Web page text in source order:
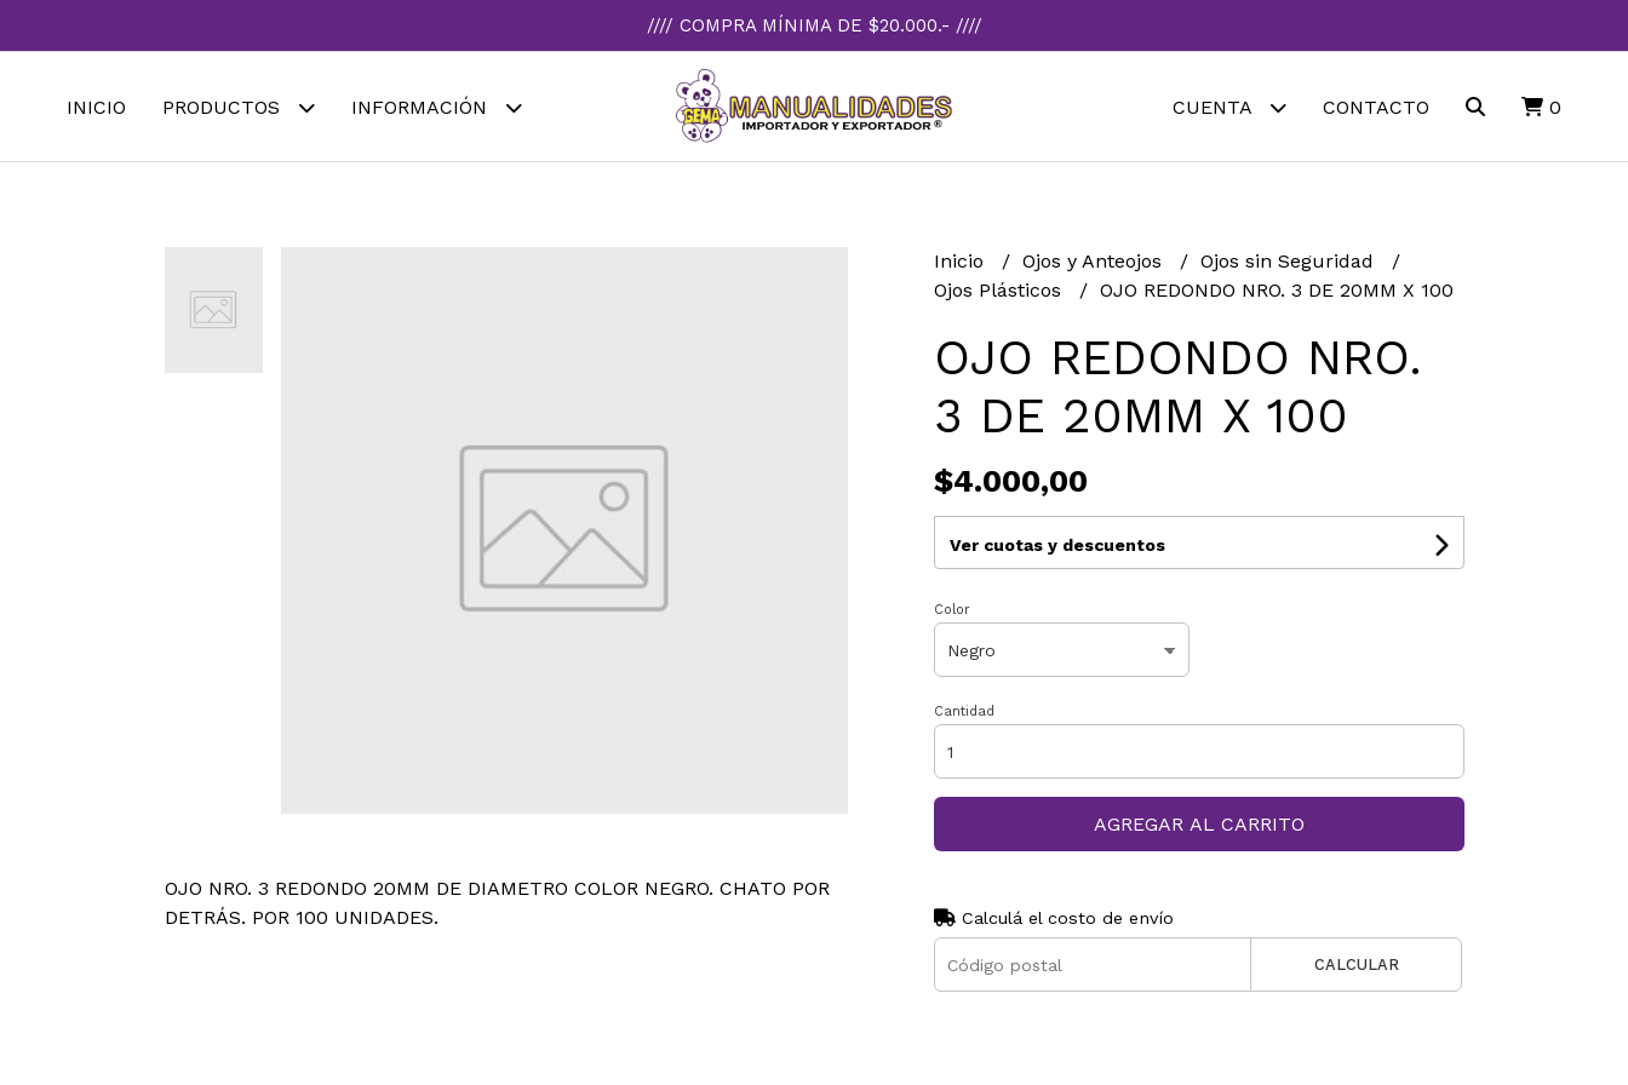
//// COMPRA MÍNIMA DE $20.000.- ////
INICIO PRODUCTOS INFORMACIÓN CUENTA CONTACTO 0
OJO NRO. 3 REDONDO 20MM DE DIAMETRO COLOR NEGRO. CHATO POR
DETRÁS. POR 100 UNIDADES.
Inicio Ojos y Anteojos
Ojos sin Seguridad
Ojos Plásticos
OJO REDONDO NRO. 3 DE 20MM X 100
OJO REDONDO NRO.
3 DE 20MM X 100
$4.000,00
Ver cuotas y descuentos
Color
Cantidad
AGREGAR AL CARRITO
Calculá el costo de envío
CALCULAR